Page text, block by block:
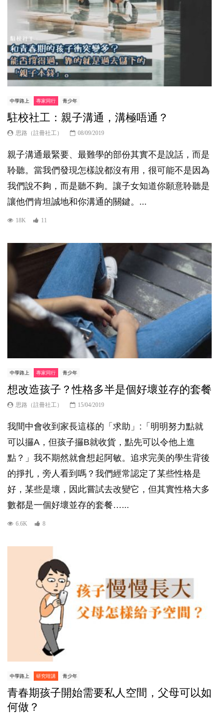
中學路上 專家同行 青少年
駐校社工：親子溝通，溝極唔通？
思路（註冊社工） 08/09/2019
親子溝通最緊要、最難學的部份其實不是說話，而是
聆聽。當我們發現怎樣說都沒有用，很可能不是因為
我們說不夠，而是聽不夠。讓子女知道你願意聆聽是
讓他們肯坦誠地和你溝通的關鍵。...
18K 11
中學路上 專家同行 青少年
想改造孩子？性格多半是個好壞並存的套餐
思路（註冊社工） 15/04/2019
我間中會收到家長這樣的「求助」:「明明努力點就
可以攞A，但孩子攞B就收貨，點先可以令他上進
點？」我不期然就會想起阿敏。追求完美的學生背後
的掙扎，旁人看到嗎？我們經常認定了某些性格是
好，某些是壞，因此嘗試去改變它，但其實性格大多
數都是一個好壞並存的套餐…...
6.6K 8
中學路上 研究咁講 青少年
青春期孩子開始需要私人空間，父母可以如
何做？